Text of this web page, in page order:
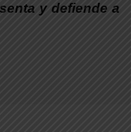
y defiende a